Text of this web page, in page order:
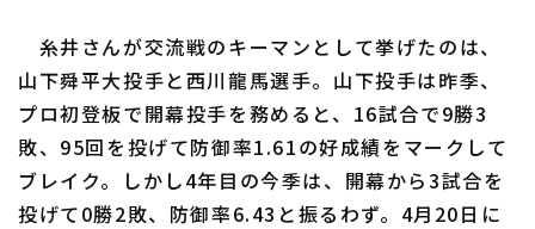
糸井さんが交流戦のキーマンとして挙げたのは、
山下舜平大投手と西川龍馬選手。山下投手は昨季、
プロ初登板で開幕投手を務めると、16試合で9勝3
敗、95回を投げて防御率1.61の好成績をマークして
ブレイク。しかし4年目の今季は、開幕から3試合を
投げて0勝2敗、防御率6.43と振るわず。4月20日に